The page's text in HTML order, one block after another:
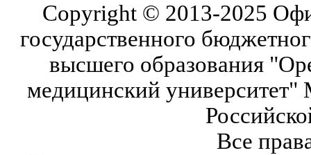
Copyright © 2013-2025
государственного
высшего образования
медицинский университет"
Все